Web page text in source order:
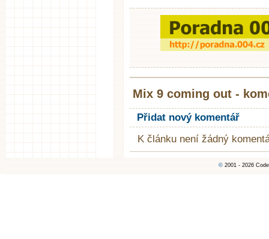
Mix 9 coming out -
Přidat nový komentář
K článku není žádný
© 2001 - 2026